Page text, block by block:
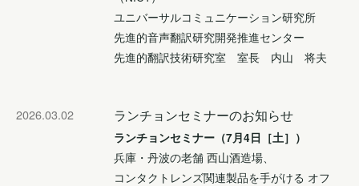
ユニバーサルコミュニケーション研究所
先進的音声翻訳研究開発推進センター
先進的翻訳技術研究室 室長 内山 将夫
2026.03.02 ランチョンセミナーのお知らせ
ランチョンセミナー（7月4日［土］）
兵庫・丹波の老舗 西山酒造場、
コンタクトレンズ関連製品を手がける オフ